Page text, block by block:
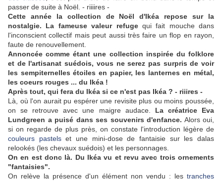
passer de suite à Noël. - riiiires -
Cette année la collection de Noël d'Ikéa repose sur la
nostalgie. La fameuse valeur refugequi fait mouche dans
l'inconscient collectif mais peut aussi très faire un flop en rayon,
faute de renouvellement.
Annoncée comme étant une collection inspirée du folklore
et de l'artisanat suédois, vous ne serez pas surpris de voir
les sempiternelles étoiles en papier, les lanternes en métal,
les coeurs rouges ... du Ikéa !
Après tout, qui fera du Ikéa si ce n'est pas Ikéa ? - riiires -
Là, où l'on aurait pu espérer une revisite plus ou moins poussée,
on se retrouve avec une maigre audace. La créatrice Eva
Lundgreen a puisé dans ses souvenirs d'enfance. Alors oui,
si on regarde de plus près, on constate l'introduction légère de
couleurs pastelset une mini-dose de fantaisie sur les dalas
relookés (les chevaux suédois) et les personnages.
On en est donc là. Du Ikéa vu et revu avec trois ornements
"fantaisies".
On relève la présence d'un élément non vendu : les tranches